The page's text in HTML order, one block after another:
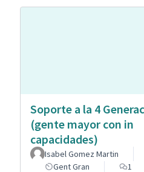
Soporte a la 4
(gente mayor con in
capacidades)
Isabel Gomez Martin
Gent Gran
1